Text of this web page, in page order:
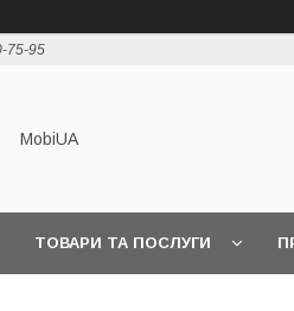
75-95
MobiUA
ТОВАРИ ТА ПОСЛУГИ